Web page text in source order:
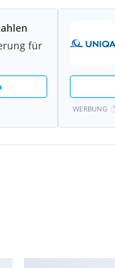
für
WERBUNG